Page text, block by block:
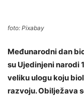
foto: Pixabay
Međunarodni dan
su Ujedinjeni narodi
veliku ulogu koju
razvoju. Obilježava